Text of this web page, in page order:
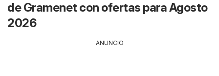
de Gramenet con ofertas para Agosto
2026
ANUNCIO